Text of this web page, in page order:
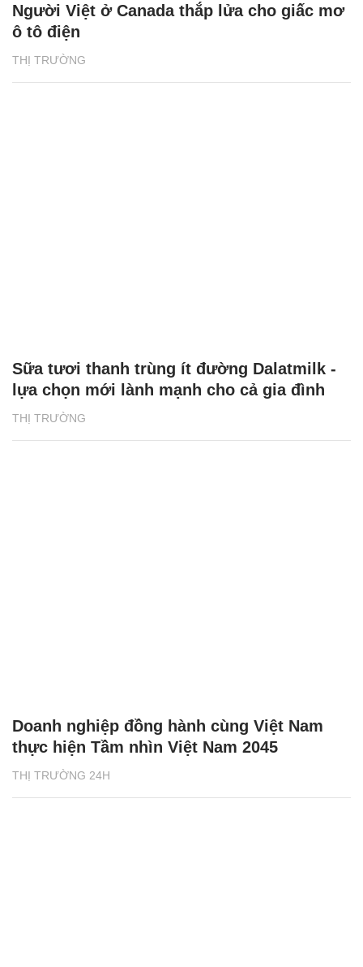
THỊ TRƯỜNG
Người Việt ở Canada thắp lửa cho giấc mơ
ô tô điện
THỊ TRƯỜNG
Sữa tươi thanh trùng ít đường Dalatmilk -
lựa chọn mới lành mạnh cho cả gia đình
THỊ TRƯỜNG 24H
Doanh nghiệp đồng hành cùng Việt Nam
thực hiện Tầm nhìn Việt Nam 2045